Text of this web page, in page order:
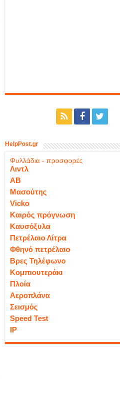
HelpPost.gr
Φυλλάδια - προσφορές
Λιντλ
ΑΒ
Μασούτης
Vicko
Καιρός πρόγνωση
Καυσόξυλα
Πετρέλαιο Λίτρα
Φθηνό πετρέλαιο
Βρες Τηλέφωνο
Κομπιουτεράκι
Πλοία
Αεροπλάνα
Σεισμός
Speed Test
IP